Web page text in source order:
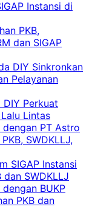
Instansi di
PKB,
dan SIGAP
DIY Sinkronkan
Pelayanan
Perkuat
Lintas
PT Astro
SWDKLLJ,
SIGAP Instansi
SWDKLLJ
BUKP
PKB dan